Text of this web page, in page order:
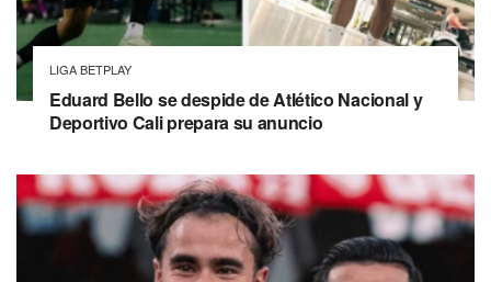
LIGA BETPLAY
Eduard Bello se despide de Atlético Nacional y
Deportivo Cali prepara su anuncio